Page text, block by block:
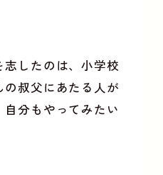
したのは、小学校
叔父にあたる人が
分もやってみたい